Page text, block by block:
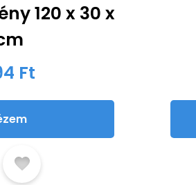
120 x 30 x
Ft